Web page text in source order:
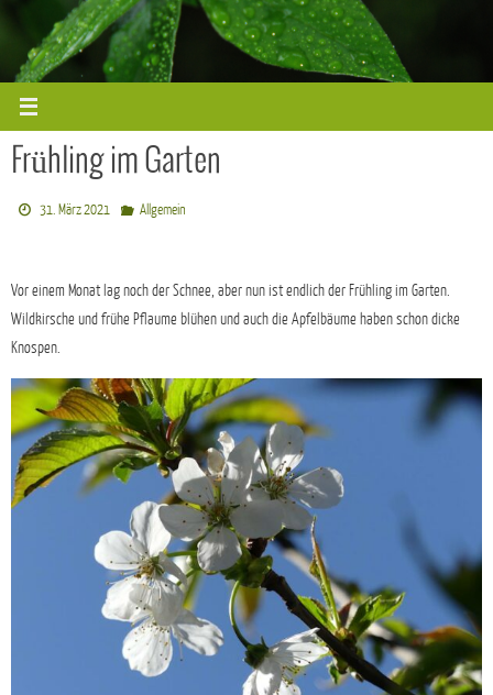
springen
Frühling im Garten
31. März 2021 Allgemein
Vor einem Monat lag noch der Schnee, aber nun ist endlich der Frühling im Garten.
Wildkirsche und frühe Pflaume blühen und auch die Apfelbäume haben schon dicke
Knospen.